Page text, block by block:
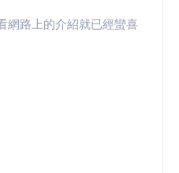
網路上的介紹就已經蠻喜